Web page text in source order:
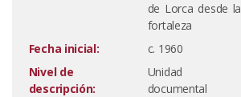
de Lorca desde la
fortaleza
Fecha inicial:
c. 1960
Nivel de
descripción:
Unidad
documental